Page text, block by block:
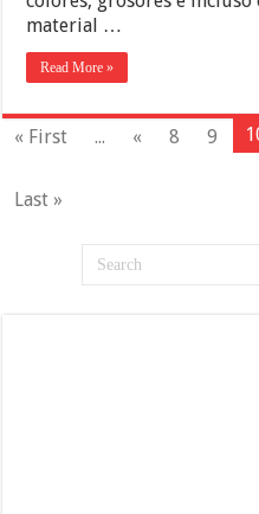
material …
Read More »
« First ... « 8 9
Last »